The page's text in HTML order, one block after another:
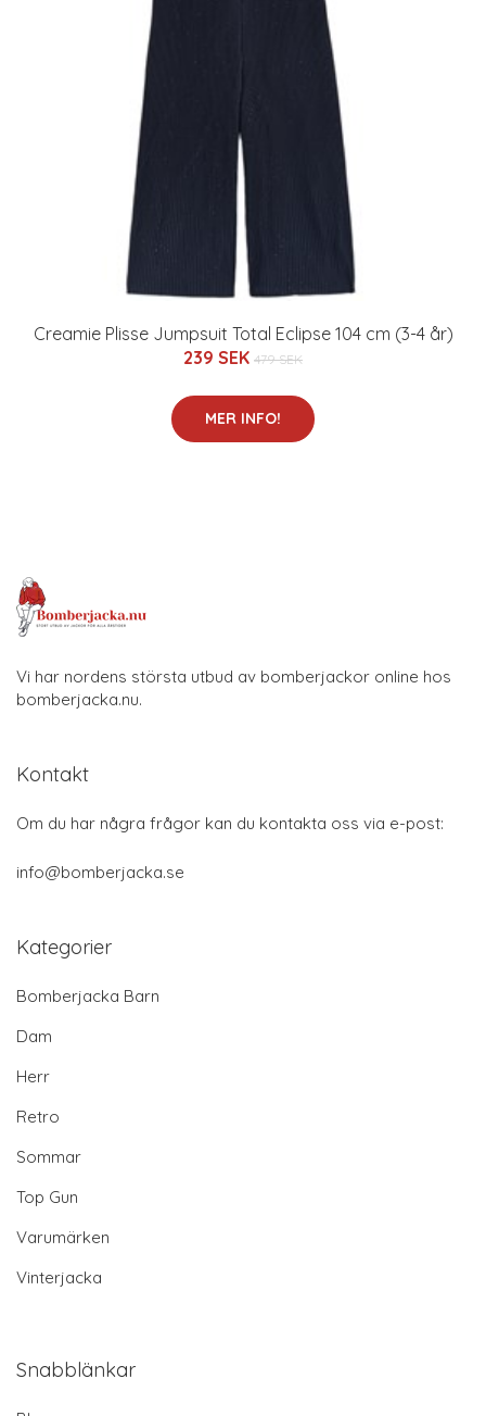
Creamie Plisse Jumpsuit Total Eclipse 104 cm (3-4 år)
239 SEK 479 SEK
MER INFO!
Vi har nordens största utbud av bomberjackor online hos
bomberjacka.nu.
Kontakt
Om du har några frågor kan du kontakta oss via e-post:
info@bomberjacka.se
Kategorier
Bomberjacka Barn
Dam
Herr
Retro
Sommar
Top Gun
Varumärken
Vinterjacka
Snabblänkar